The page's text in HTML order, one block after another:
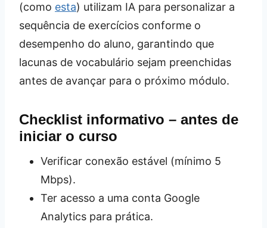
(como esta) utilizam IA para personalizar a
sequência de exercícios conforme o
desempenho do aluno, garantindo que
lacunas de vocabulário sejam preenchidas
antes de avançar para o próximo módulo.
Checklist informativo – antes de
iniciar o curso
Verificar conexão estável (mínimo 5
Mbps).
Ter acesso a uma conta Google
Analytics para prática.